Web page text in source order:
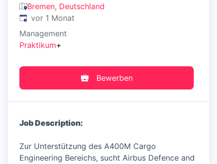
Bremen, Deutschland
Veröffentlicht:
vor 1 Monat
Management
Praktikum+
Bewerben
Job Description:
Zur Unterstützung des A400M Cargo
Engineering Bereichs, sucht Airbus Defence and